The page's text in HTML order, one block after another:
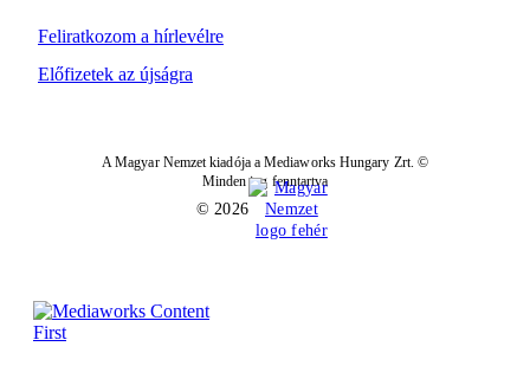
Feliratkozom a hírlevélre
Előfizetek az újságra
A Magyar Nemzet kiadója a Mediaworks Hungary Zrt. ©
Minden jog fenntartva
© 2026